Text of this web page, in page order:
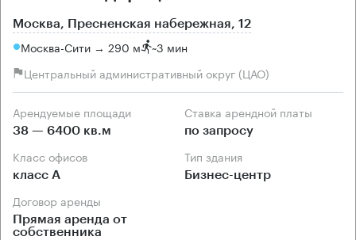
Москва, Пресненская набережная, 12
Москва-Сити → 290 м ~3 мин
Центральный административный округ (ЦАО)
Арендуемые площади
38 — 6400 кв.м
Ставка арендной платы
по запросу
Класс офисов
класс А
Тип здания
Бизнес-центр
Договор аренды
Прямая аренда от
собственника